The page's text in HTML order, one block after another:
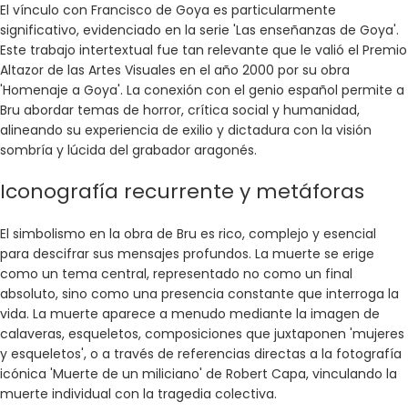
El vínculo con Francisco de Goya es particularmente
significativo, evidenciado en la serie 'Las enseñanzas de Goya'.
Este trabajo intertextual fue tan relevante que le valió el Premio
Altazor de las Artes Visuales en el año 2000 por su obra
'Homenaje a Goya'. La conexión con el genio español permite a
Bru abordar temas de horror, crítica social y humanidad,
alineando su experiencia de exilio y dictadura con la visión
sombría y lúcida del grabador aragonés.
Iconografía recurrente y metáforas
El simbolismo en la obra de Bru es rico, complejo y esencial
para descifrar sus mensajes profundos. La muerte se erige
como un tema central, representado no como un final
absoluto, sino como una presencia constante que interroga la
vida. La muerte aparece a menudo mediante la imagen de
calaveras, esqueletos, composiciones que juxtaponen 'mujeres
y esqueletos', o a través de referencias directas a la fotografía
icónica 'Muerte de un miliciano' de Robert Capa, vinculando la
muerte individual con la tragedia colectiva.